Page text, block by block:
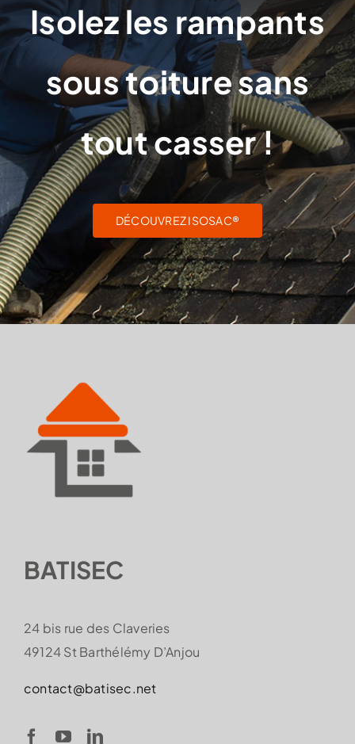
Isolez les rampants
sous toiture sans
tout casser !
DÉCOUVREZ ISOSAC®
BATISEC
24 bis rue des Claveries
49124 St Barthélémy D’Anjou
contact@batisec.net